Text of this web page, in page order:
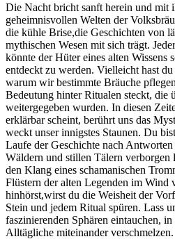
Die Nacht bricht sanft herein und mit
geheimnisvollen Welten der
die kühle Brise,die Geschichten ‍von
mythischen Wesen mit‍ sich trägt.
⁣könnte der‌ Hüter eines alten Wissens
entdeckt zu⁤ werden. Vielleicht hast
warum‌ wir bestimmte ⁣Bräuche
Bedeutung hinter Ritualen steckt, die
weitergegeben wurden. In diesen⁣
erklärbar scheint, berührt uns das⁣
weckt unser innigstes Staunen. Du‌ bist
Laufe⁣ der Geschichte⁢ nach‍
Wäldern und‌ stillen Tälern verborgen
den Klang eines schamanischen⁣
Flüstern der ⁤alten​ Legenden im Wind
hinhörst,wirst ​du die Weisheit⁣ der
Stein und jedem Ritual spüren.⁤ Lass
faszinierenden⁤ Sphären eintauchen,⁣
Alltägliche miteinander verschmelzen.